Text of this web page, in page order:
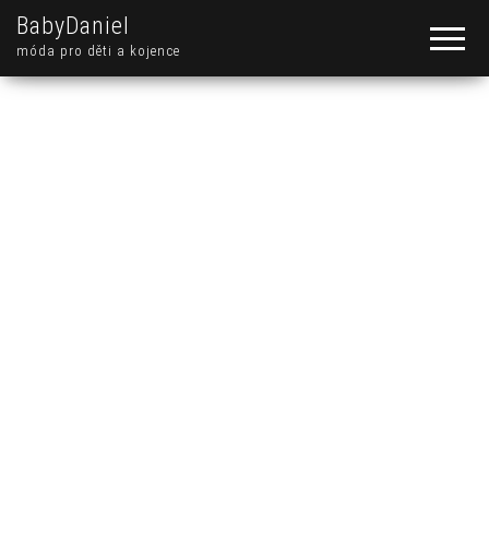
BabyDaniel
móda pro děti a kojence